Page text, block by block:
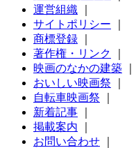
運営組織
サイトポリシー
商標登録
著作権・リンク
映画のなかの建築
おいしい映画祭
自転車映画祭
新着記事
掲載案内
お問い合わせ